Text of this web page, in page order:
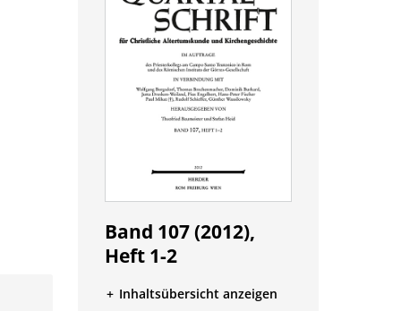
Band 107 (2012),
Heft 1-2
Inhaltsübersicht anzeigen